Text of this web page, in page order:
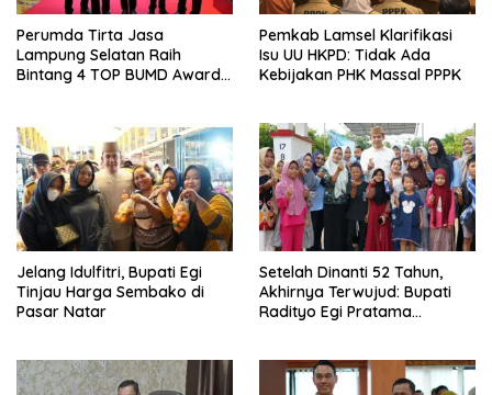
Perumda Tirta Jasa
Lampung Selatan Raih
Bintang 4 TOP BUMD Awards
Pemkab Lamsel Klarifikasi
Isu UU HKPD: Tidak Ada
Kebijakan PHK Massal PPPK
Jelang Idulfitri, Bupati Egi
Tinjau Harga Sembako di
Pasar Natar
Setelah Dinanti 52 Tahun,
Akhirnya Terwujud: Bupati
Radityo Egi Pratama